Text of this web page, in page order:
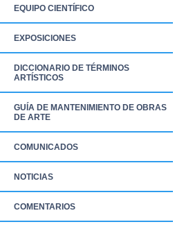
EQUIPO CIENTÍFICO
EXPOSICIONES
DICCIONARIO DE TÉRMINOS
ARTÍSTICOS
GUÍA DE MANTENIMIENTO DE OBRAS
DE ARTE
COMUNICADOS
NOTICIAS
COMENTARIOS